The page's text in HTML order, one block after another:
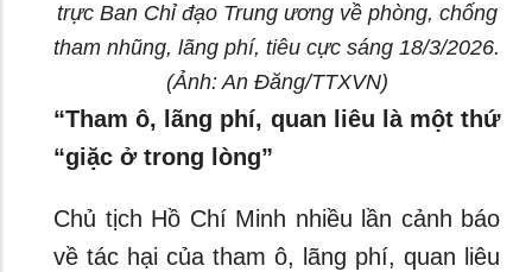
trực Ban Chỉ đạo Trung ương về phòng, chống
tham nhũng, lãng phí, tiêu cực sáng 18/3/2026.
(Ảnh: An Đăng/TTXVN)
“Tham ô, lãng phí, quan liêu là một thứ
“giặc ở trong lòng”
Chủ tịch Hồ Chí Minh nhiều lần cảnh báo
về tác hại của tham ô, lãng phí, quan liêu